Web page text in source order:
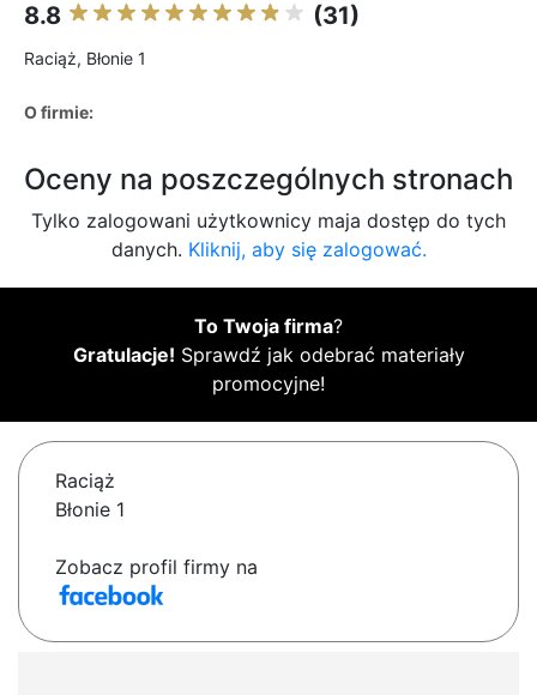
8.8 (31)
Raciąż, Błonie 1
O firmie:
Oceny na poszczególnych stronach
Tylko zalogowani użytkownicy maja dostęp do tych
danych. Kliknij, aby się zalogować.
To Twoja firma?
Gratulacje! Sprawdź jak odebrać materiały
promocyjne!
Raciąż
Błonie 1
Zobacz profil firmy na